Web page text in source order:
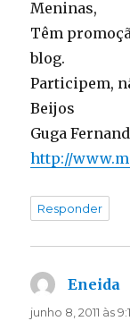
Meninas,
Têm
blog.
Participem,
Beijos
Guga
http://
Responder
Eneida
junho 8, 2011 às